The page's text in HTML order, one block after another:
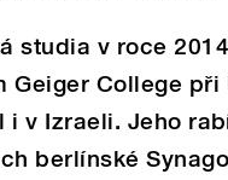
studia v roce
Geiger College při
v Izraeli. Jeho
berlínské